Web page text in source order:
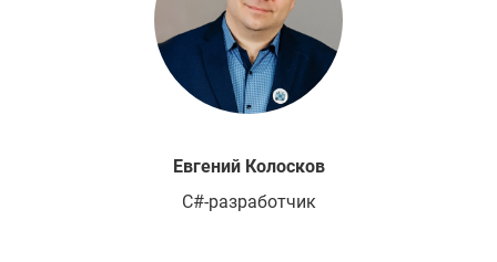
Евгений Колосков
C#-разработчик